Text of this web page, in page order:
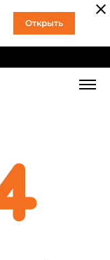
Открыть